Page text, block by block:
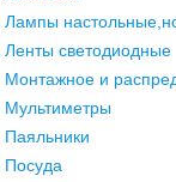
Лампы
Ленты светодиодные
Монтажное и
Мультиметры
Паяльники
Посуда